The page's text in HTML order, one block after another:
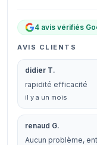
4 avis vérifiés
AVIS CLIENTS
didier T.
rapidité efficacité
il y a un mois
renaud G.
Aucun problème,